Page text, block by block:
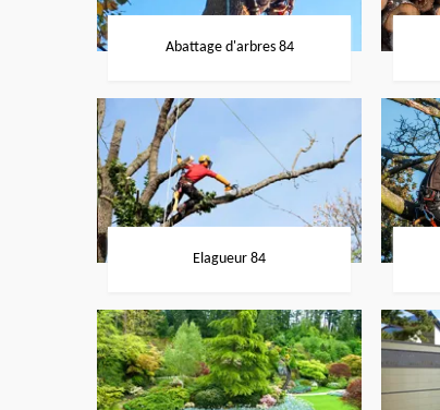
Abattage d'arbres 84
Elagueur 84